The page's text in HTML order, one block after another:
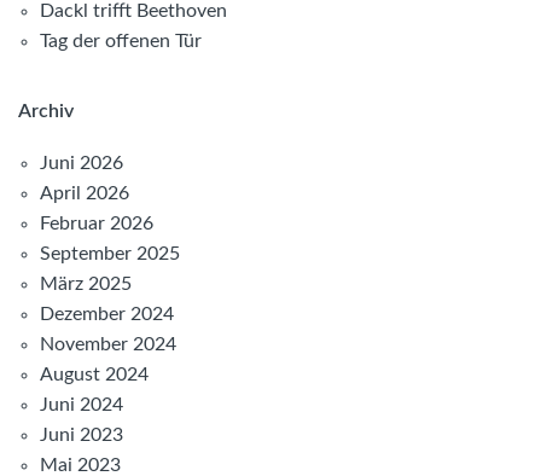
Dackl trifft Beethoven
Tag der offenen Tür
Archiv
Juni 2026
April 2026
Februar 2026
September 2025
März 2025
Dezember 2024
November 2024
August 2024
Juni 2024
Juni 2023
Mai 2023